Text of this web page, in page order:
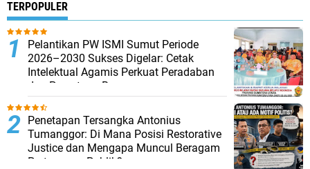
TERPOPULER
Pelantikan PW ISMI Sumut Periode
2026–2030 Sukses Digelar: Cetak
Intelektual Agamis Perkuat Peradaban
dan Persatuan Bangsa
Penetapan Tersangka Antonius
Tumanggor: Di Mana Posisi Restorative
Justice dan Mengapa Muncul Beragam
Pertanyaan Publik?